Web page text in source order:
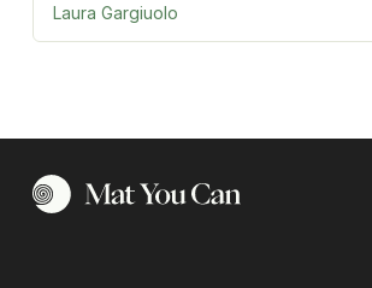
Laura Gargiuolo